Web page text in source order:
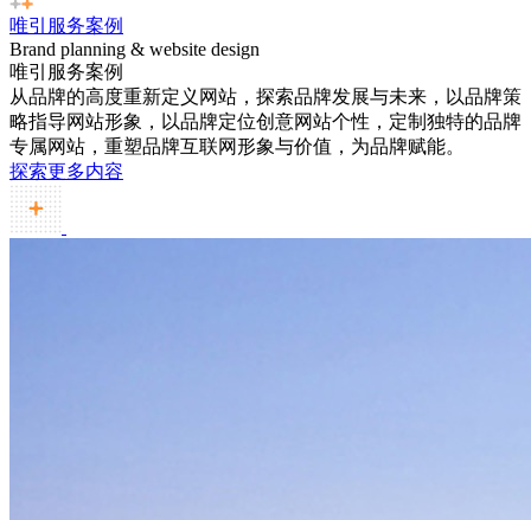
唯引服务案例
Brand planning & website design
唯引服务案例
从品牌的高度重新定义网站，探索品牌发展与未来，以品牌策
略指导网站形象，以品牌定位创意网站个性，定制独特的品牌
专属网站，重塑品牌互联网形象与价值，为品牌赋能。
探索更多内容